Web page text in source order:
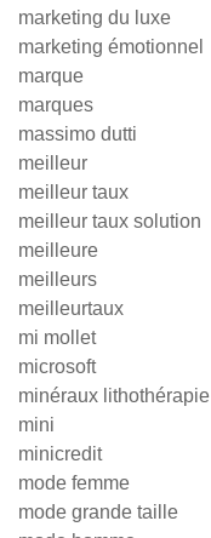
marketing du luxe
marketing émotionnel
marque
marques
massimo dutti
meilleur
meilleur taux
meilleur taux solution
meilleure
meilleurs
meilleurtaux
mi mollet
microsoft
minéraux lithothérapie
mini
minicredit
mode femme
mode grande taille